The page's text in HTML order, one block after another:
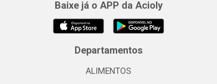
Baixe já o APP da Acioly
Departamentos
ALIMENTOS